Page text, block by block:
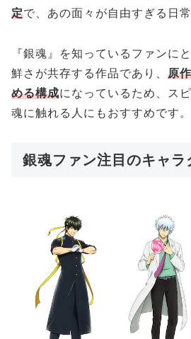
定で、あの面々が自由すぎる日
『銀魂』を知っているファンに
鮮さが共存する作品であり、 原
める構成になっているため、ス
魂に触れる人にもおすすめです。
銀魂ファン注目のキャラ